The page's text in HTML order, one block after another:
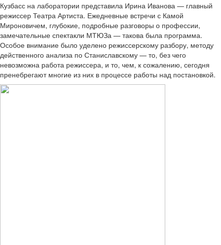
Кузбасс на лаборатории представила Ирина Иванова — главный
режиссер Театра Артиста. Ежедневные встречи с Камой
Мироновичем, глубокие, подробные разговоры о профессии,
замечательные спектакли МТЮЗа — такова была программа.
Особое внимание было уделено режиссерскому разбору, методу
действенного анализа по Станиславскому — то, без чего
невозможна работа режиссера, и то, чем, к сожалению, сегодня
пренебрегают многие из них в процессе работы над постановкой.